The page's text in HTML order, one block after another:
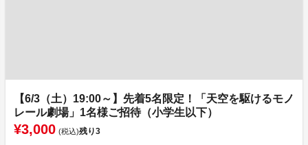
【6/3（土）19:00～】先着5名限定！「天空を駆けるモノ
レール劇場」1名様ご招待（小学生以下）
¥3,000 (税込)残り3